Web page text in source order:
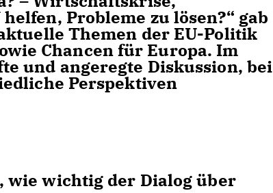
Probleme zu lösen?“ gab
Themen der EU-Politik
Chancen für Europa. Im
und angeregte Diskussion, bei
Perspektiven
wie wichtig der Dialog über